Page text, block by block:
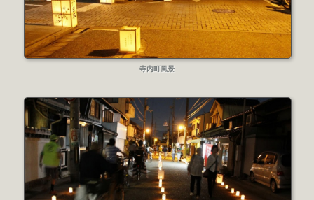
寺内町風景